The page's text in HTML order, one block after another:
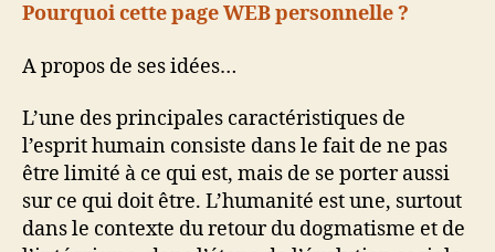
Pourquoi cette page WEB personnelle ?
A propos de ses idées…
L’une des principales caractéristiques de
l’esprit humain consiste dans le fait de ne pas
être limité à ce qui est, mais de se porter aussi
sur ce qui doit être. L’humanité est une, surtout
dans le contexte du retour du dogmatisme et de